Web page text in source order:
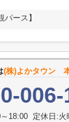
パース】
(株)よかタウン
006-
18:00 定休日:火